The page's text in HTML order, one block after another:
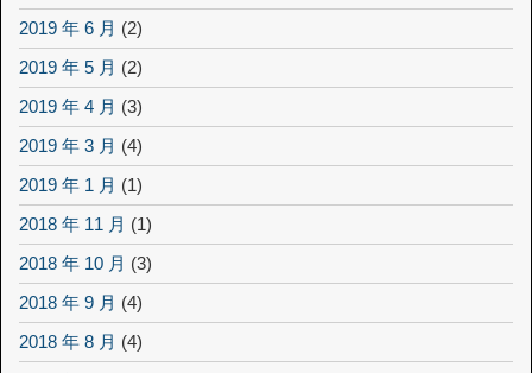
2019 年 6 月 (2)
2019 年 5 月 (2)
2019 年 4 月 (3)
2019 年 3 月 (4)
2019 年 1 月 (1)
2018 年 11 月 (1)
2018 年 10 月 (3)
2018 年 9 月 (4)
2018 年 8 月 (4)